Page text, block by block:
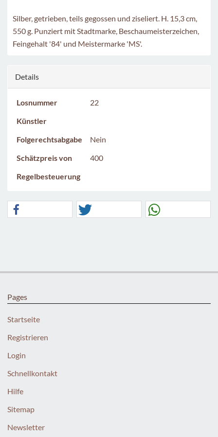
Silber, getrieben, teils gegossen und ziseliert. H. 15,3 cm,
550 g. Punziert mit Stadtmarke, Beschaumeisterzeichen,
Feingehalt '84' und Meistermarke 'MS'.
Details
Losnummer
22
Künstler
Folgerechtsabgabe
Nein
Schätzpreis von
400
Regelbesteuerung
Pages
Startseite
Registrieren
Login
Schnellkontakt
Hilfe
Sitemap
Newsletter